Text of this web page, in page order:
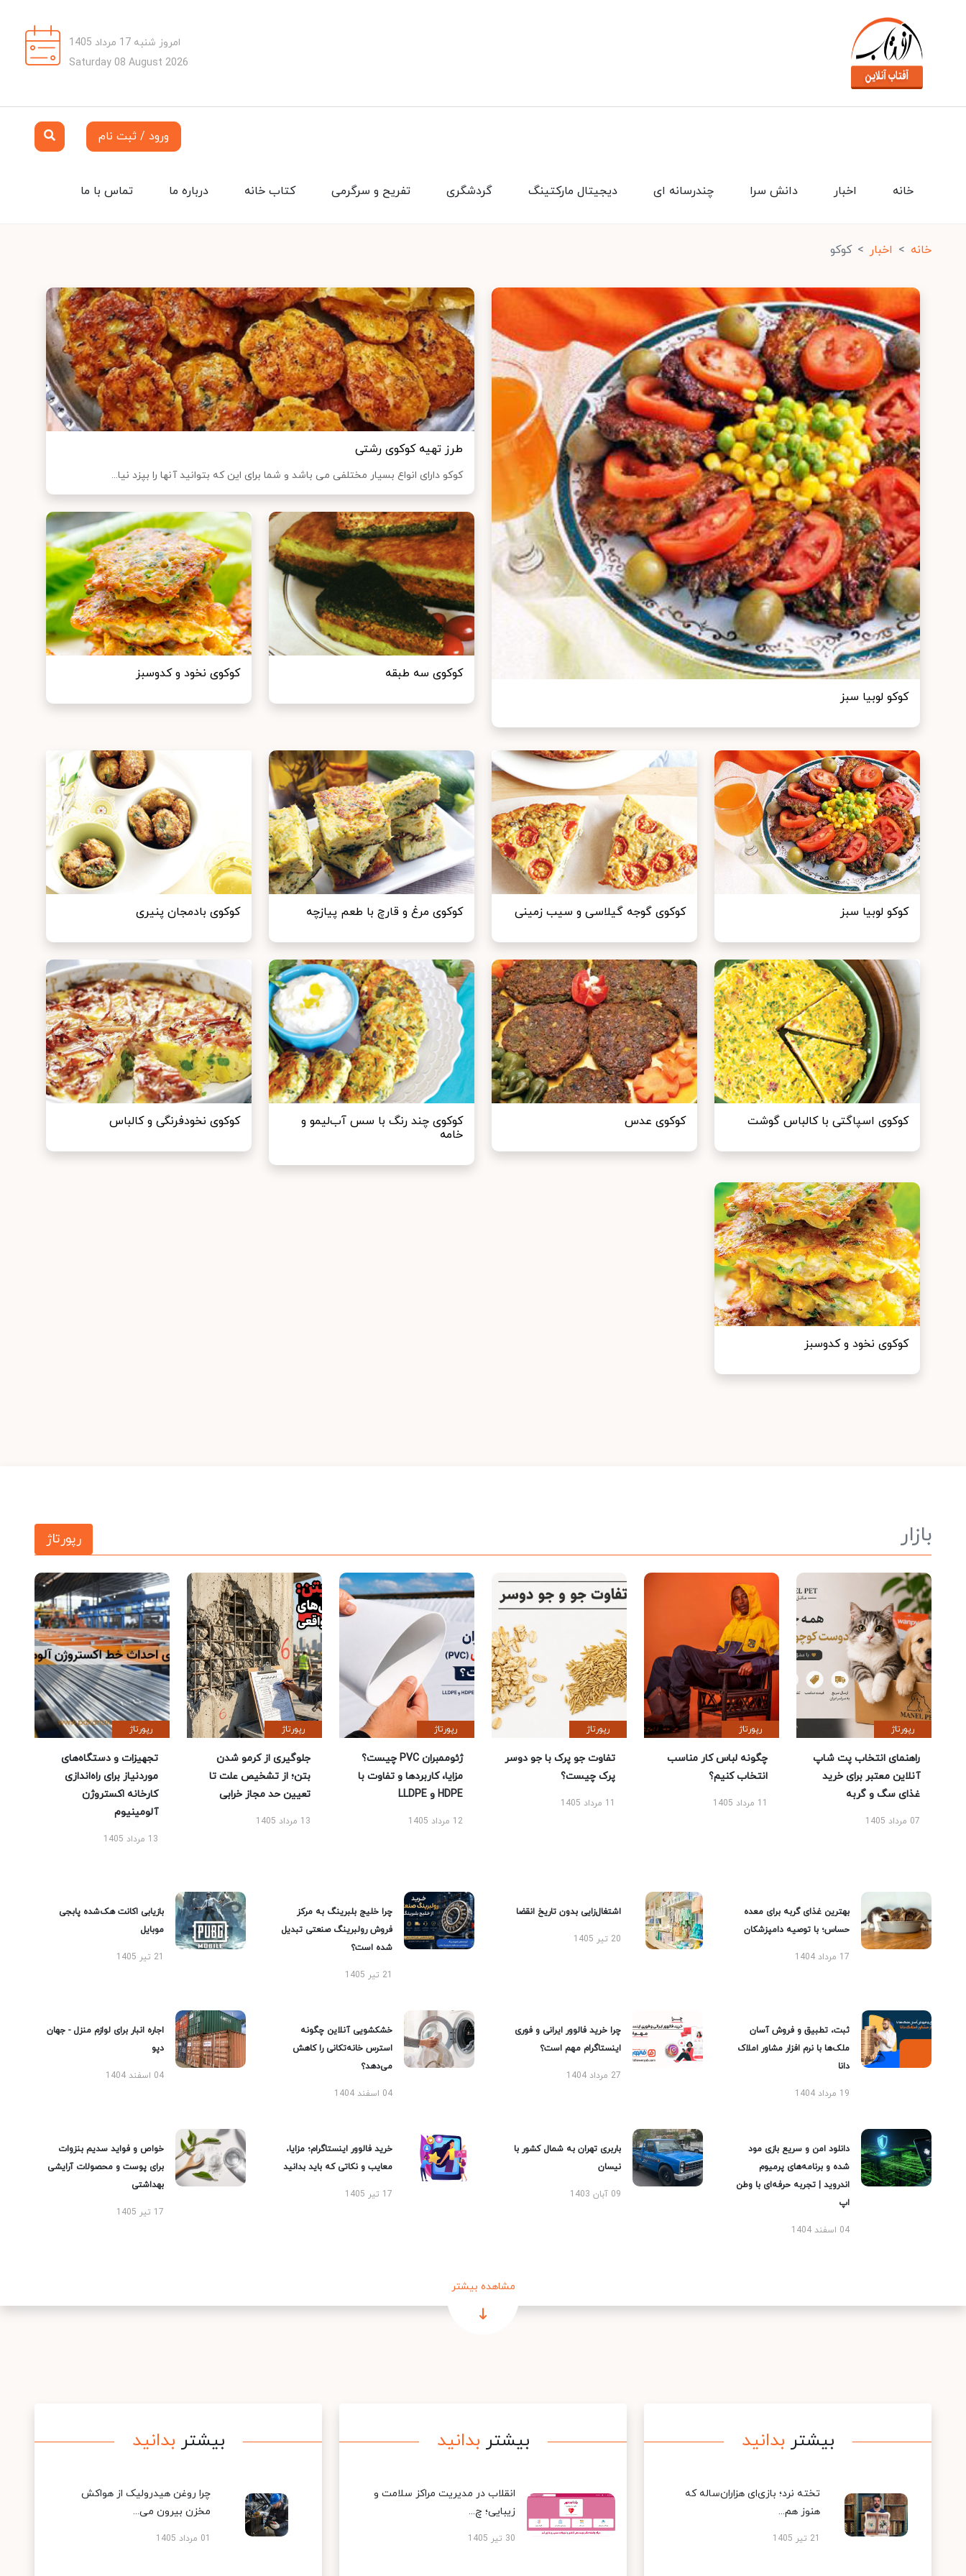
امروز شنبه 17 مرداد 1405
Saturday 08 August 2026
ورود / ثبت نام
تماس با ما درباره ما کتاب خانه تفریح و سرگرمی گردشگری دیجیتال مارکتینگ چندرسانه ای دانش سرا اخبار خانه
خانه اخبار کوکو
کوکو لوبیا سبز
طرز تهیه کوکوی رشتی
کوکو دارای انواع بسیار مختلفی می باشد و شما برای این که بتوانید آنها را بپزد نیا...
کوکوی سه طبقه کوکوی نخود و کدوسبز
کوکو لوبیا سبز کوکوی گوجه گیلاسی و سیب زمینی کوکوی مرغ و قارچ با طعم پیازچه کوکوی بادمجان پنیری
کوکوی اسپاگتی با کالباس گوشت کوکوی عدس
کوکوی چند رنگ با سس آب‌لیمو و
خامه
کوکوی نخودفرنگی و کالباس
کوکوی نخود و کدوسبز
بازار رپورتاژ
رپورتاژ
راهنمای انتخاب پت شاپ
آنلاین معتبر برای خرید
غذای سگ و گربه
07 مرداد 1405
رپورتاژ
چگونه لباس کار مناسب
انتخاب کنیم؟
11 مرداد 1405
رپورتاژ
تفاوت جو پرک با جو دوسر
پرک چیست؟
11 مرداد 1405
رپورتاژ
ژئوممبران PVC چیست؟
مزایا، کاربردها و تفاوت با
HDPE و LLDPE
12 مرداد 1405
رپورتاژ
جلوگیری از کرمو شدن
بتن؛ از تشخیص علت تا
تعیین حد مجاز خرابی
13 مرداد 1405
رپورتاژ
تجهیزات و دستگاه‌های
موردنیاز برای راه‌اندازی
کارخانه اکستروژن
آلومینیوم
13 مرداد 1405
بهترین غذای گربه برای معده
حساس؛ با توصیه دامپزشکان
17 مرداد 1404
اشتغال‌زایی بدون تاریخ انقضا
20 تیر 1405
چرا خلیج بلبرینگ به مرکز
فروش رولبرینگ صنعتی تبدیل
شده است؟
21 تیر 1405
بازیابی اکانت هک‌شده پابجی
موبایل
21 تیر 1405
ثبت، تطبیق و فروش آسان
ملک‌ها با نرم افزار مشاور املاک
دانا
19 مرداد 1404
چرا خرید فالوور ایرانی و فوری
اینستاگرام مهم است؟
27 مرداد 1404
خشکشویی آنلاین چگونه
استرس خانه‌تکانی را کاهش
می‌دهد؟
04 اسفند 1404
اجاره انبار برای لوازم منزل - جهان
دپو
04 اسفند 1404
دانلود امن و سریع بازی مود
شده و برنامه‌های پرمیوم
اندروید | تجربه حرفه‌ای با وطن
اپ
04 اسفند 1404
باربری تهران به شمال کشور با
نیسان
09 آبان 1403
خرید فالوور اینستاگرام؛ مزایا،
معایب و نکاتی که باید بدانید
17 تیر 1405
خواص و فواید سدیم بنزوات
برای پوست و محصولات آرایشی
بهداشتی
17 تیر 1405
مشاهده بیشتر
بیشتر بدانید
تخته نرد؛ بازی‌ای هزاران‌ساله که
هنوز هم...
21 تیر 1405
بیشتر بدانید
انقلاب در مدیریت مراکز سلامت و
زیبایی؛ چ...
30 تیر 1405
بیشتر بدانید
چرا روغن هیدرولیک از هواکش
مخزن بیرون می...
01 مرداد 1405